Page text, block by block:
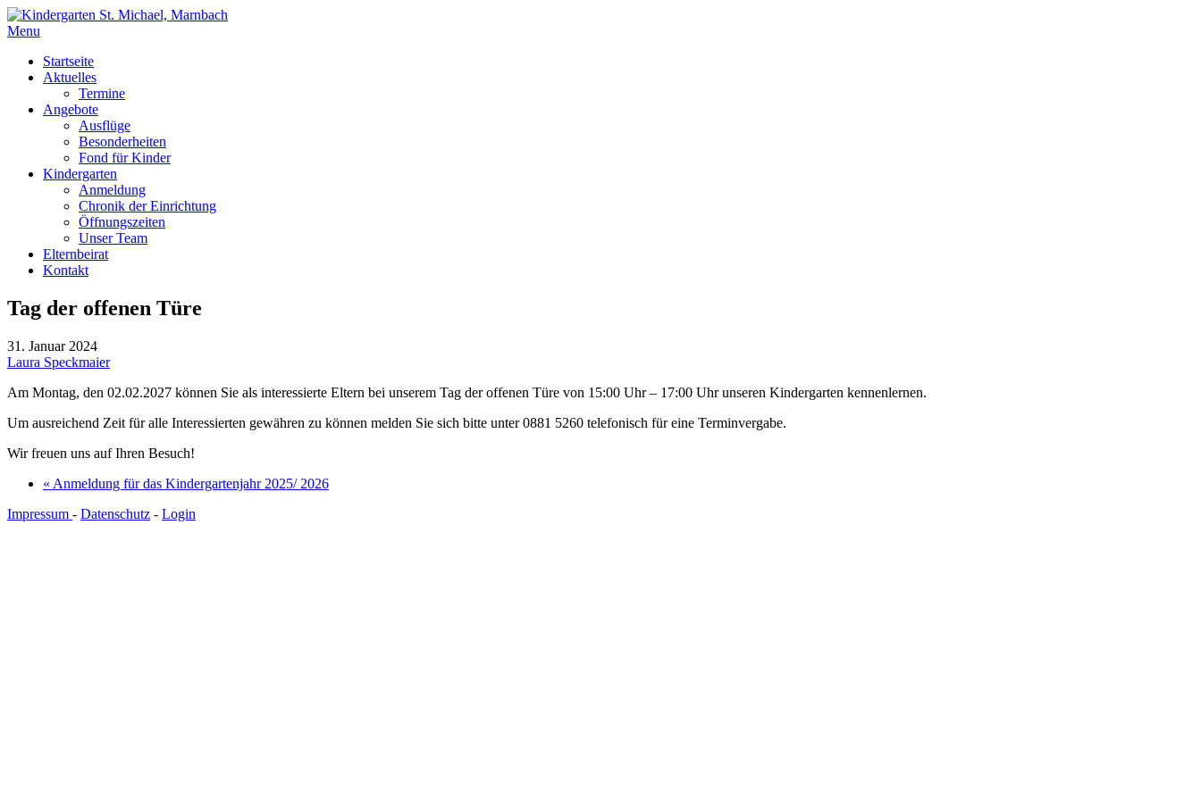
Menu
Startseite
Aktuelles
Termine
Angebote
Ausflüge
Besonderheiten
Fond für Kinder
Kindergarten
Anmeldung
Chronik der Einrichtung
Öffnungszeiten
Unser Team
Elternbeirat
Kontakt
Tag der offenen Türe
31. Januar 2024
Laura Speckmaier
Am Montag, den 02.02.2027 können Sie als interessierte Eltern bei unserem Tag der offenen Türe von 15:00 Uhr – 17:00 Uhr unseren Kindergarten kennenlernen.
Um ausreichend Zeit für alle Interessierten gewähren zu können melden Sie sich bitte unter 0881 5260 telefonisch für eine Terminvergabe.
Wir freuen uns auf Ihren Besuch!
« Anmeldung für das Kindergartenjahr 2025/ 2026
Impressum - Datenschutz - Login